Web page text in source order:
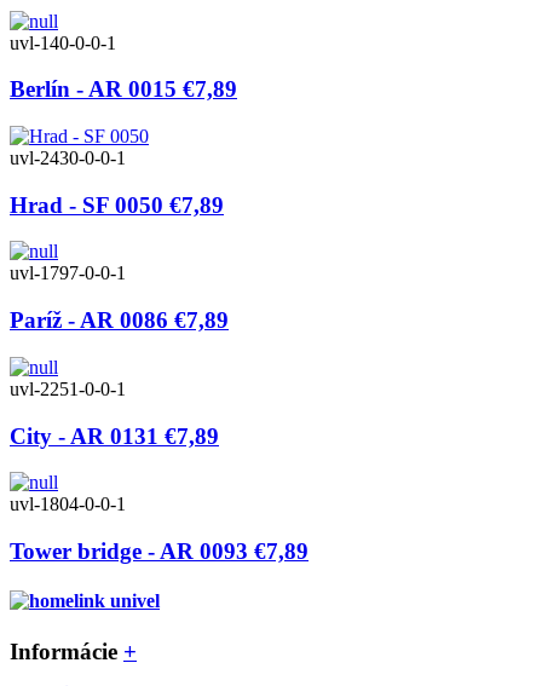
uvl-140-0-0-1
Berlín - AR 0015 €7,89
uvl-2430-0-0-1
Hrad - SF 0050 €7,89
uvl-1797-0-0-1
Paríž - AR 0086 €7,89
uvl-2251-0-0-1
City - AR 0131 €7,89
uvl-1804-0-0-1
Tower bridge - AR 0093 €7,89
Informácie +